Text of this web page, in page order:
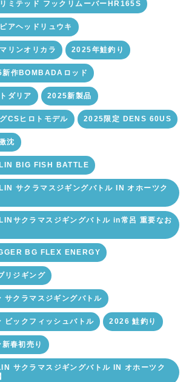
ミテッド フックリムーバーHR165S
アヘッドリュウキ
リンオリカラ 2025年鮭釣り
作BOMBADAロッド
ダリア 2025新製品
CSヒロトモデル 2025限定 DENS 60US
沈
BIG FISH BATTLE
サクラマスジギングバトル IN オホーツク
サクラマスジギングバトル in常呂 重要なお
BG FLEX ENERGY
リジギング
クラマスジギングバトル
ビックフィッシュバトル 2026 鮭釣り
春初売り
サクラマスジギングバトル IN オホーツク